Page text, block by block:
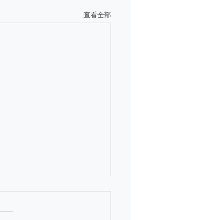
查看全部
学生SEVIS身份被终